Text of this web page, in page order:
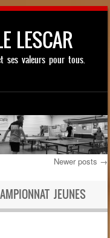
LESCAR
ses valeurs pour tous.
Newer posts →
JEUNES